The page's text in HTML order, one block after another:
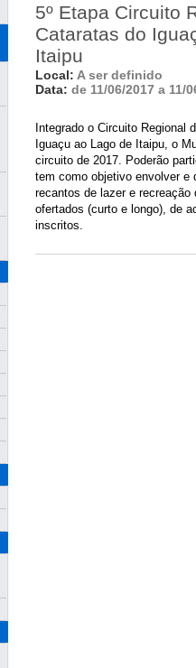
5º Etapa Circuito
Cataratas do
Itaipu
Local: A ser definido
Data: de 11/06/2017 a 11/
Integrado o Circuito Regional
Iguaçu ao Lago de Itaipu, o
circuito de 2017. Poderão
tem como objetivo envolver
recantos de lazer e
ofertados (curto e longo), de
inscritos.